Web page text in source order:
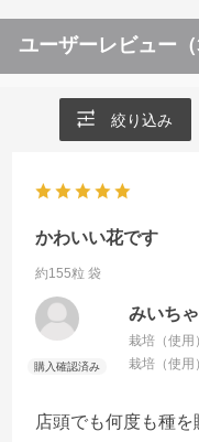
ユーザーレビュー
絞り込み
かわいい花です
約155粒 袋
みいち
栽培（使用
栽培（使用
店頭でも何度も種を